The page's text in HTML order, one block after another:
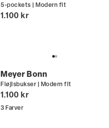
5-pockets | Modern fit
I alt (inkl. rabat)
1.100 kr
Meyer Bonn
Fløjlsbukser | Modern fit
I alt (inkl. rabat)
1.100 kr
3 Farver